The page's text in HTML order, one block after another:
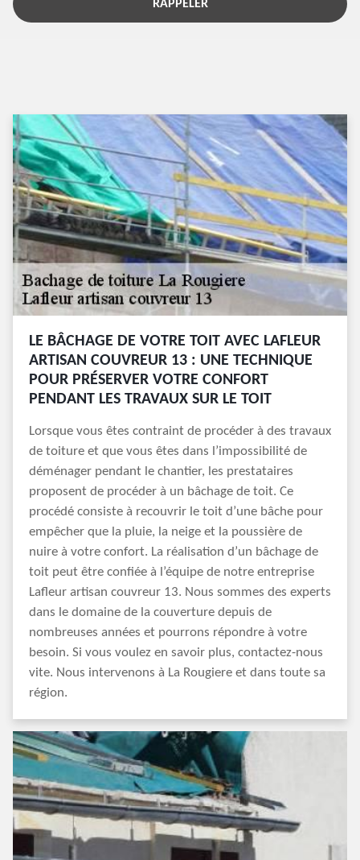
LE BÂCHAGE DE VOTRE TOIT AVEC LAFLEUR
ARTISAN COUVREUR 13 : UNE TECHNIQUE
POUR PRÉSERVER VOTRE CONFORT
PENDANT LES TRAVAUX SUR LE TOIT
Lorsque vous êtes contraint de procéder à des travaux
de toiture et que vous êtes dans l’impossibilité de
déménager pendant le chantier, les prestataires
proposent de procéder à un bâchage de toit. Ce
procédé consiste à recouvrir le toit d’une bâche pour
empêcher que la pluie, la neige et la poussière de
nuire à votre confort. La réalisation d’un bâchage de
toit peut être confiée à l’équipe de notre entreprise
Lafleur artisan couvreur 13. Nous sommes des experts
dans le domaine de la couverture depuis de
nombreuses années et pourrons répondre à votre
besoin. Si vous voulez en savoir plus, contactez-nous
vite. Nous intervenons à La Rougiere et dans toute sa
région.